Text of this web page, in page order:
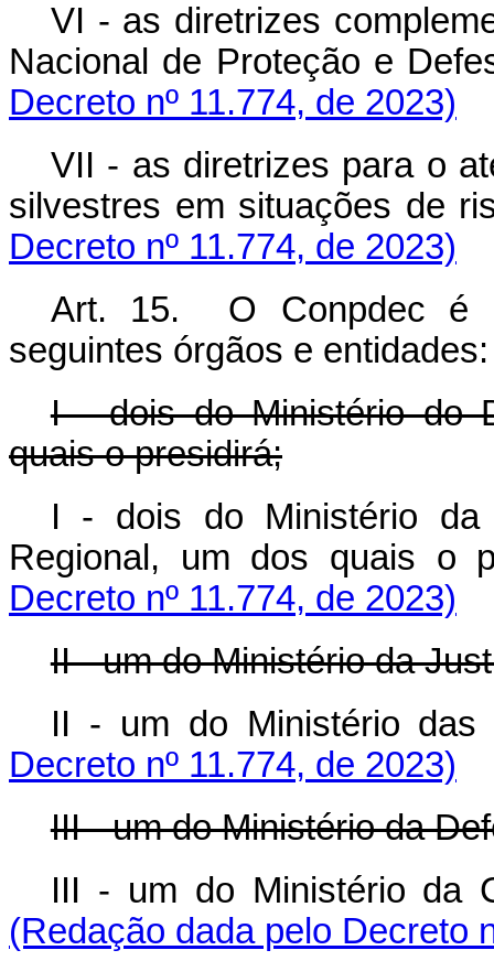
VI - as diretrizes
Nacional de Proteção e
Decreto nº 11.774, de 2023)
VII - as diretrizes para o
silvestres em situações
Decreto nº 11.774, de 2023)
Art. 15. O Conpdec é
seguintes órgãos e entidades:
I - dois do Ministério do
quais o presidirá;
I - dois do Ministério da
Regional, um dos
Decreto nº 11.774, de 2023)
II - um do Ministério da
II - um do Ministério
Decreto nº 11.774, de 2023)
III - um do Ministério da
III - um do Ministério
(Redação dada pelo Decreto